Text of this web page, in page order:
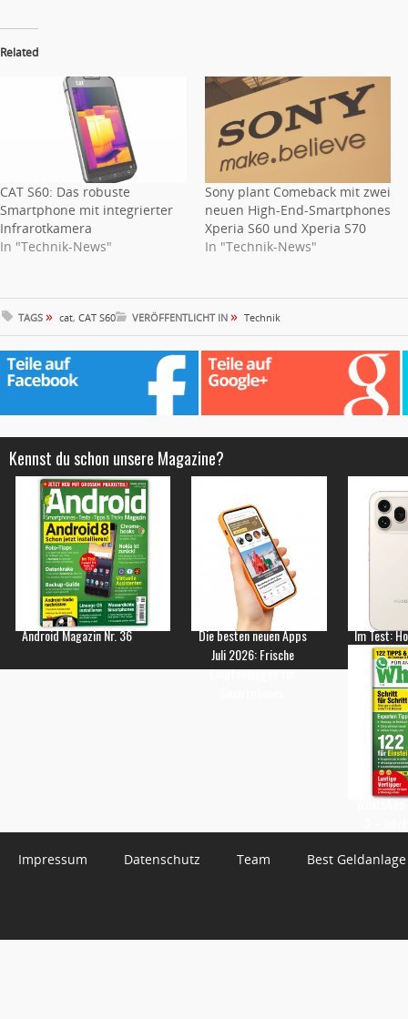
Related
CAT S60: Das robuste
Smartphone mit integrierter
Infrarotkamera
In "Technik-News"
Sony plant Comeback mit zwei
neuen High-End-Smartphones
Xperia S60 und Xperia S70
In "Technik-News"
TAGS » cat, CAT S60 VERÖFFENTLICHT IN » Technik
Kennst du schon unsere Magazine?
Android Magazin Nr. 36
Die besten neuen Apps
Juli 2026: Frische
Empfehlungen für
Im Test:
Impressum Datenschutz Team Best Geldanlage